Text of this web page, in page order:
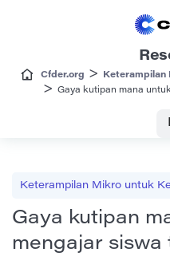
Cfder.org > Keterampilan
> Gaya kutipan mana
Keterampilan Mikro untuk
Gaya kutipan
mengajar